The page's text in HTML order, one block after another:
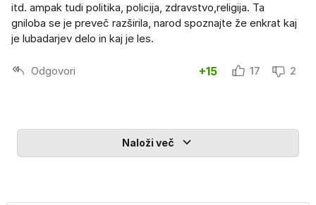
itd. ampak tudi politika, policija, zdravstvo,religija. Ta
gniloba se je preveč razširila, narod spoznajte že enkrat kaj
je lubadarjev delo in kaj je les.
Odgovori +15 17 2
Naloži več